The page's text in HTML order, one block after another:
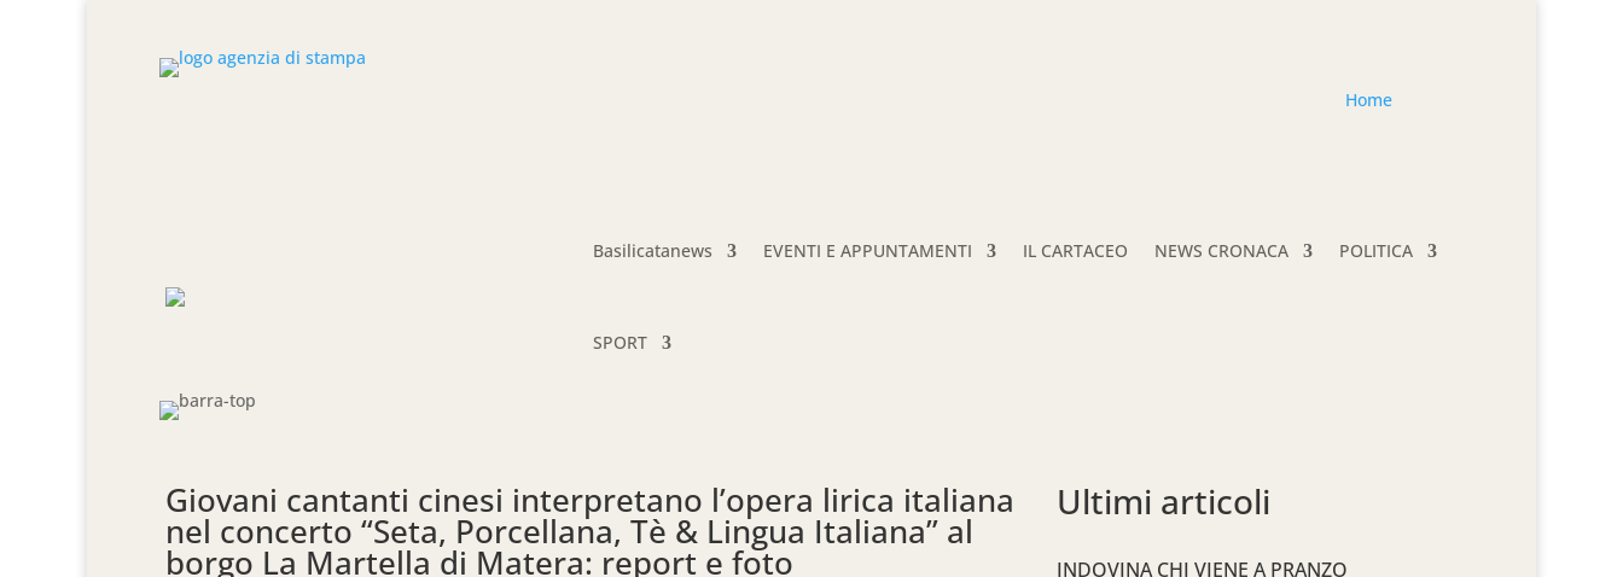
Home
Basilicatanews EVENTI E APPUNTAMENTI IL CARTACEO NEWS CRONACA POLITICA
SPORT
Giovani cantanti cinesi interpretano l’opera lirica italiana
nel concerto “Seta, Porcellana, Tè & Lingua Italiana” al
borgo La Martella di Matera: report e foto
Ultimi articoli
INDOVINA CHI VIENE A PRANZO